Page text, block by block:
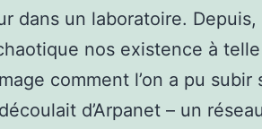
dans un laboratoire. Depuis,
nos existence à telle
comment l’on a pu subir
d’Arpanet – un